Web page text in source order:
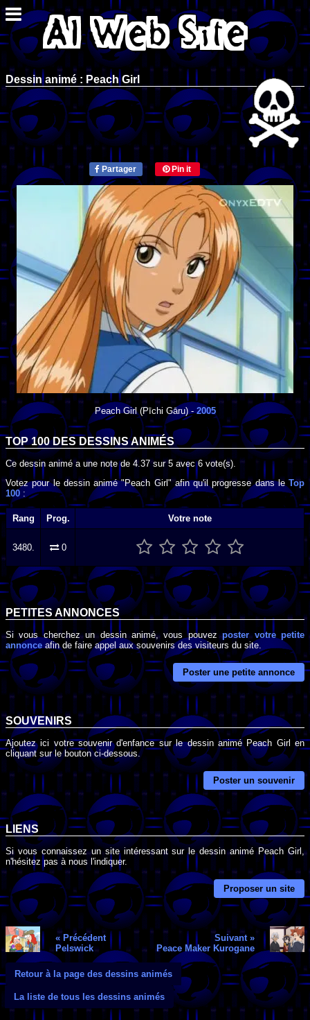
Dessin animé : Peach Girl
Partager Pin it
Peach Girl(Pīchi Gāru) - 2005
TOP 100 DES DESSINS ANIMÉS
Ce dessin animé a une note de 4.37sur5 avec6 vote(s).
Votez pour le dessin animé "Peach Girl" afin qu'il progresse dans le Top
100 :
Rang Prog. Votre note
3480. 0
PETITES ANNONCES
Si vous cherchez un dessin animé, vous pouvezposter votre petite
annonce afin de faire appel aux souvenirs des visiteurs du site.
Poster une petite annonce
SOUVENIRS
Ajoutez ici votre souvenir d'enfance sur le dessin animé Peach Girl en
cliquant sur le bouton ci-dessous.
Poster un souvenir
LIENS
Si vous connaissez un site intéressant sur le dessin animé Peach Girl,
n'hésitez pas à nous l'indiquer.
Proposer un site
« Précédent
Pelswick
Suivant »
Peace Maker Kurogane
Retour à la page des dessins animés
La liste de tous les dessins animés